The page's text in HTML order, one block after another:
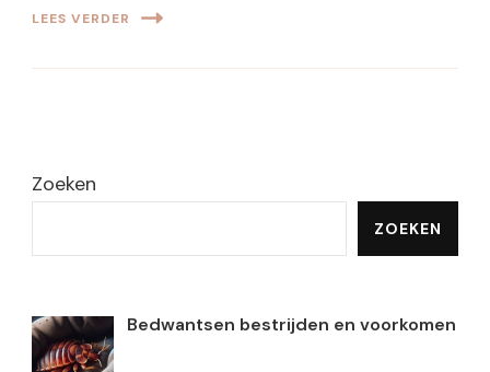
LEES VERDER
Zoeken
ZOEKEN
Bedwantsen bestrijden en voorkomen